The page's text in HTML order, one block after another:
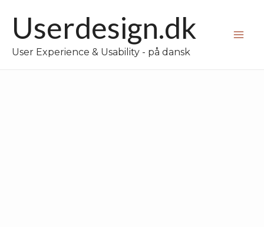
Userdesign.dk
User Experience & Usability - på dansk